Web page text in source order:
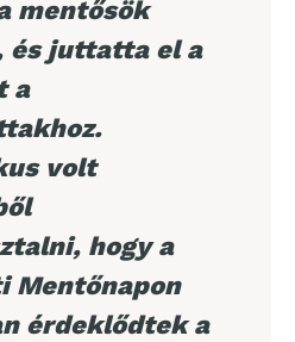
mentősök
és juttatta el a
a
volt
hogy a
Mentőnapon
érdeklődtek a